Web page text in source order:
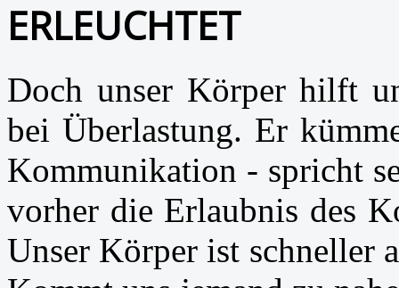
ERLEUCHTET
Doch unser Körper hilft
bei Überlastung. Er
Kommunikation - spricht
vorher die Erlaubnis des
Unser Körper ist schneller